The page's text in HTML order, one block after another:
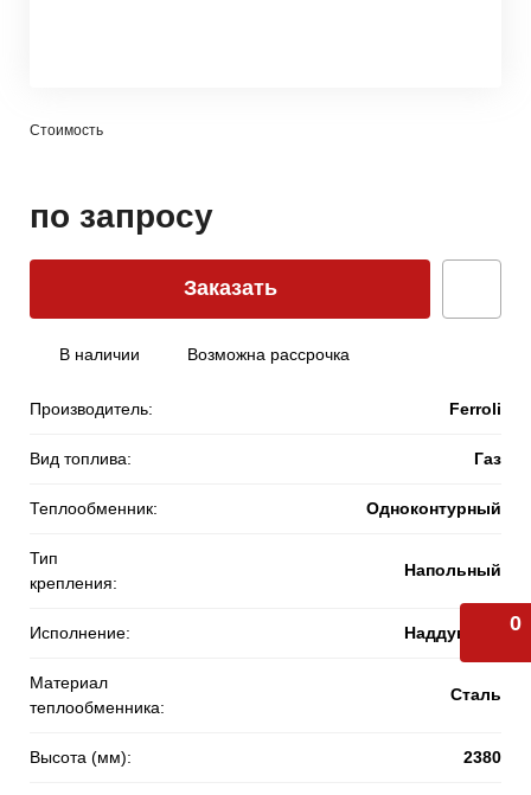
Стоимость
по запросу
Заказать
В наличии Возможна рассрочка
Производитель: Ferroli
Вид топлива: Газ
Теплообменник: Одноконтурный
Тип
крепления:
Напольный
Исполнение: Наддувный
Материал
теплообменника:
Сталь
Высота (мм): 2380
0